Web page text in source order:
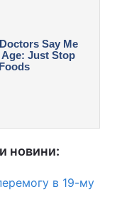
новини:
в 19-му